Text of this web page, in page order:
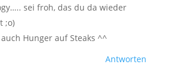
sei froh, das du da wieder
;o)
Hunger auf Steaks ^^
Antworten